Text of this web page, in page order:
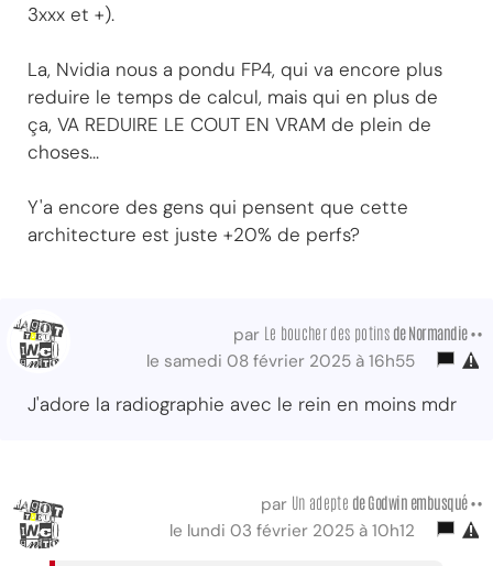
3xxx et +).
La, Nvidia nous a pondu FP4, qui va encore plus
reduire le temps de calcul, mais qui en plus de
ça, VA REDUIRE LE COUT EN VRAM de plein de
choses...
Y'a encore des gens qui pensent que cette
architecture est juste +20% de perfs?
par Le boucher des potins de Normandie ••
le samedi 08 février 2025 à 16h55
J'adore la radiographie avec le rein en moins mdr
par Un adepte de Godwin embusqué ••
le lundi 03 février 2025 à 10h12